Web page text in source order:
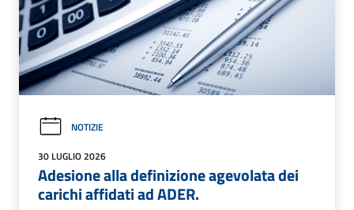
NOTIZIE
30 LUGLIO 2026
Adesione alla definizione agevolata dei
carichi affidati ad ADER.